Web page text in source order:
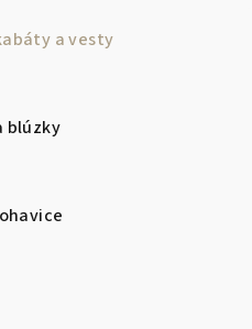
a vesty
blúzky